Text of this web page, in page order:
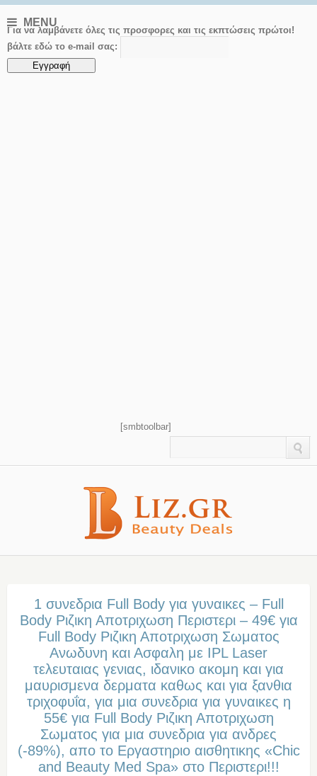
MENU
Για να λαμβάνετε όλες τις προσφορες και τις εκπτώσεις πρώτοι!
βάλτε εδώ το e-mail σας:
[smbtoolbar]
1 συνεδρια Full Βody για γυναικες – Full
Βody Ριζικη Αποτριχωση Περιστερι – 49€ για
Full Βody Ριζικη Αποτριχωση Σωματος
Ανωδυνη και Ασφαλη με IPL Laser
τελευταιας γενιας, ιδανικο ακομη και για
μαυρισμενα δερματα καθως και για ξανθια
τριχοφυΐα, για μια συνεδρια για γυναικες η
55€ για Full Βody Ριζικη Αποτριχωση
Σωματος για μια συνεδρια για ανδρες
(-89%), απο το Εργαστηριο αισθητικης «Chic
and Beauty Med Spa» στo Περιστερι!!!